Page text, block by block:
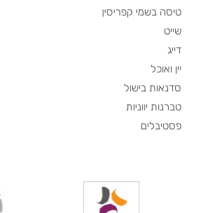
טיסה בשמי קפריסין
שייט
דייג
יין ואוכל
סדנאות בישול
טברנות יווניות
פסטיבלים